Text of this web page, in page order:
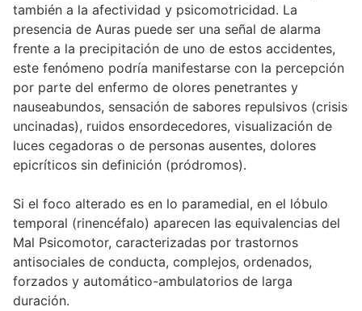
también a la afectividad y psicomotricidad. La
presencia de Auras puede ser una señal de alarma
frente a la precipitación de uno de estos accidentes,
este fenómeno podría manifestarse con la percepción
por parte del enfermo de olores penetrantes y
nauseabundos, sensación de sabores repulsivos (crisis
uncinadas), ruidos ensordecedores, visualización de
luces cegadoras o de personas ausentes, dolores
epicríticos sin definición (pródromos).
Si el foco alterado es en lo paramedial, en el lóbulo
temporal (rinencéfalo) aparecen las equivalencias del
Mal Psicomotor, caracterizadas por trastornos
antisociales de conducta, complejos, ordenados,
forzados y automático-ambulatorios de larga
duración.